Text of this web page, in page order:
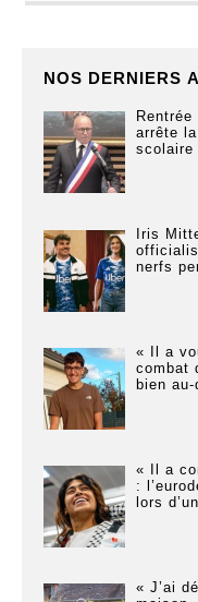
NOS DERNIERS
arrête
scolaire
Iris
nerfs
« Il a
combat
bien
« Il a
:
lors
« J’ai